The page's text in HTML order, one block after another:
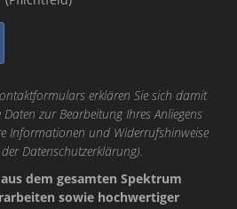
erklären Sie sich damit
zur Bearbeitung Ihres Anliegens
Informationen und Widerrufshinweise
Datenschutzerklärung).
dem gesamten Spektrum
sowie hochwertiger